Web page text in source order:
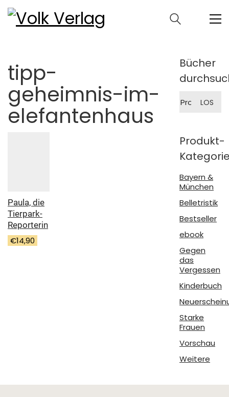
tipp-
geheimnis-im-
elefantenhaus
Paula, die
Tierpark-
Reporterin
€14,90
Bücher
nach:
LOS
Produkt-
Bayern &
München
Belletristik
Bestseller
ebook
Gegen
das
Vergessen
Kinderbuch
Starke
Frauen
Vorschau
Weitere